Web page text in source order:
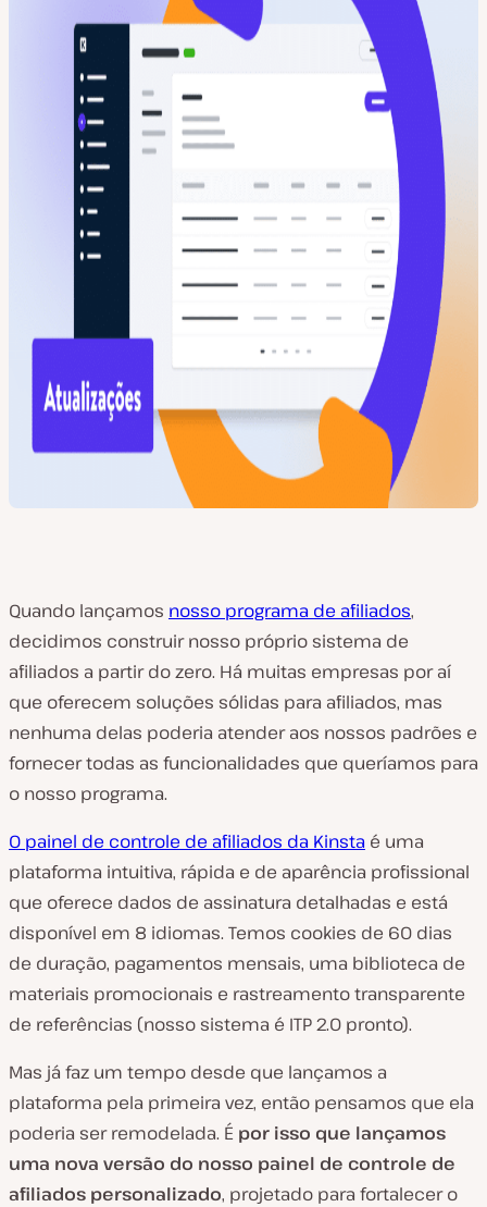
Quando lançamos nosso programa de afiliados,
decidimos construir nosso próprio sistema de
afiliados a partir do zero. Há muitas empresas por aí
que oferecem soluções sólidas para afiliados, mas
nenhuma delas poderia atender aos nossos padrões e
fornecer todas as funcionalidades que queríamos para
o nosso programa.
O painel de controle de afiliados da Kinsta é uma
plataforma intuitiva, rápida e de aparência profissional
que oferece dados de assinatura detalhadas e está
disponível em 8 idiomas. Temos cookies de 60 dias
de duração, pagamentos mensais, uma biblioteca de
materiais promocionais e rastreamento transparente
de referências (nosso sistema é ITP 2.0 pronto).
Mas já faz um tempo desde que lançamos a
plataforma pela primeira vez, então pensamos que ela
poderia ser remodelada. É por isso que lançamos
uma nova versão do nosso painel de controle de
afiliados personalizado, projetado para fortalecer o